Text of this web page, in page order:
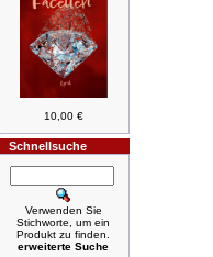
10,00 €
Schnellsuche
Verwenden Sie
Stichworte, um ein
Produkt zu finden.
erweiterte Suche